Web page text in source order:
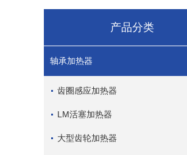
产品分类
轴承加热器
齿圈感应加热器
LM活塞加热器
大型齿轮加热器